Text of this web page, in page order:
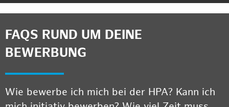
FAQS RUND UM DEINE
BEWERBUNG
Wie bewerbe ich mich bei der HPA? Kann ich